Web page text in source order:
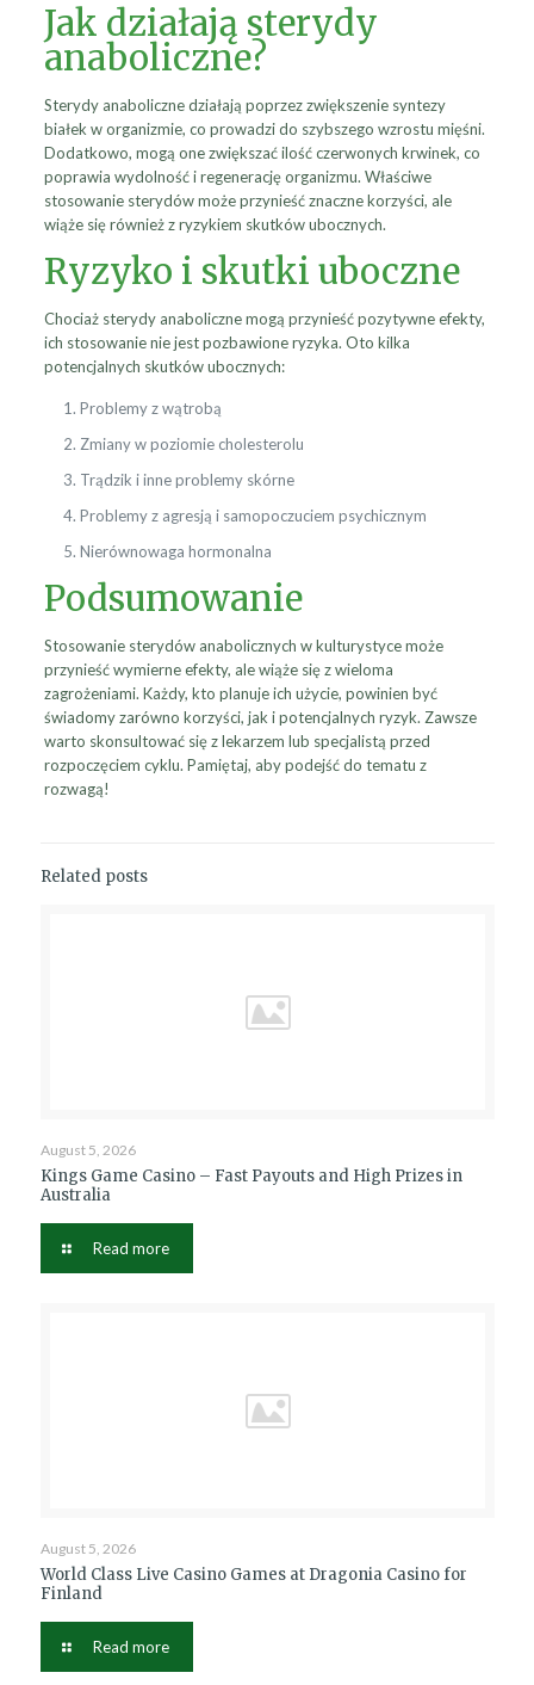
Jak działają sterydy
anaboliczne?
Sterydy anaboliczne działają poprzez zwiększenie syntezy
białek w organizmie, co prowadzi do szybszego wzrostu mięśni.
Dodatkowo, mogą one zwiększać ilość czerwonych krwinek, co
poprawia wydolność i regenerację organizmu. Właściwe
stosowanie sterydów może przynieść znaczne korzyści, ale
wiąże się również z ryzykiem skutków ubocznych.
Ryzyko i skutki uboczne
Chociaż sterydy anaboliczne mogą przynieść pozytywne efekty,
ich stosowanie nie jest pozbawione ryzyka. Oto kilka
potencjalnych skutków ubocznych:
Problemy z wątrobą
Zmiany w poziomie cholesterolu
Trądzik i inne problemy skórne
Problemy z agresją i samopoczuciem psychicznym
Nierównowaga hormonalna
Podsumowanie
Stosowanie sterydów anabolicznych w kulturystyce może
przynieść wymierne efekty, ale wiąże się z wieloma
zagrożeniami. Każdy, kto planuje ich użycie, powinien być
świadomy zarówno korzyści, jak i potencjalnych ryzyk. Zawsze
warto skonsultować się z lekarzem lub specjalistą przed
rozpoczęciem cyklu. Pamiętaj, aby podejść do tematu z
rozwagą!
Related posts
August 5, 2026
Kings Game Casino – Fast Payouts and High Prizes in
Australia
Read more
August 5, 2026
World Class Live Casino Games at Dragonia Casino for
Finland
Read more